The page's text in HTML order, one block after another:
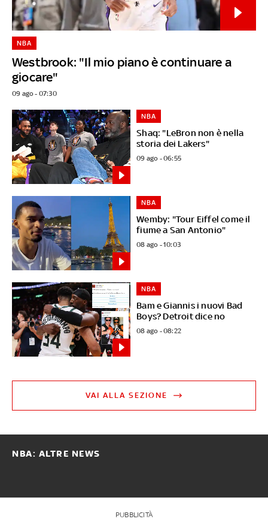
Westbrook: "Il mio piano è continuare a
giocare"
NBA
09 ago - 07:30
Shaq: "LeBron non è nella
storia dei Lakers"
NBA
09 ago - 06:55
Wemby: "Tour Eiffel come il
fiume a San Antonio"
NBA
08 ago - 10:03
Bam e Giannis i nuovi Bad
Boys? Detroit dice no
NBA
08 ago - 08:22
VAI ALLA SEZIONE
NBA: ALTRE NEWS
PUBBLICITÀ